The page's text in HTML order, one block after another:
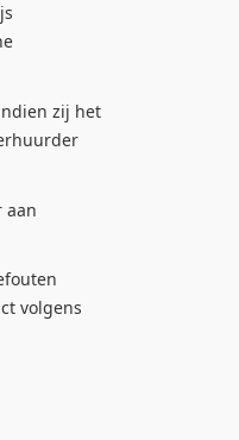
zij het
aan
volgens